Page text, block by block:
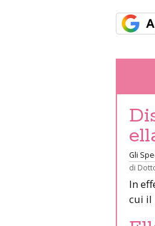
Gli
di
In
cui il